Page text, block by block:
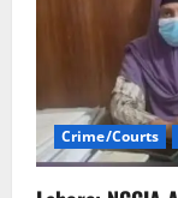
Crime/Courts